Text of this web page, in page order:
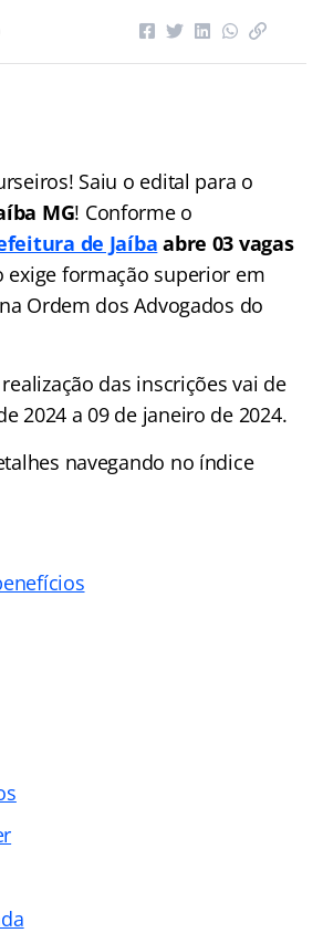
Saiu o edital para o
MG! Conforme o
de Jaíba abre 03 vagas
exige formação superior em
Ordem dos Advogados do
das inscrições vai de
2024 a 09 de janeiro de 2024.
navegando no índice